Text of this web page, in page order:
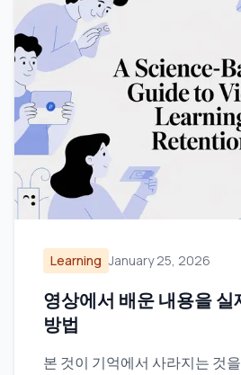
Learning January 25, 2026
영상에서 배운 내용을
방법
본 것이 기억에서 사라지는 것